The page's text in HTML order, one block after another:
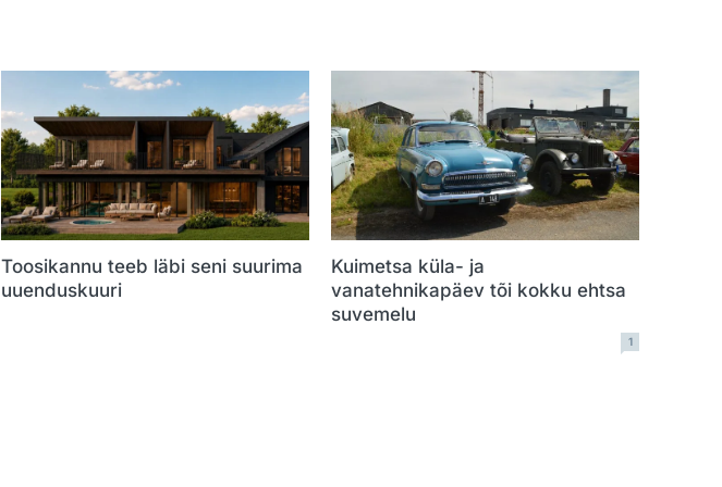
Toosikannu teeb läbi seni suurima
uuenduskuuri
Kuimetsa küla- ja
vanatehnikapäev tõi kokku ehtsa
suvemelu
1